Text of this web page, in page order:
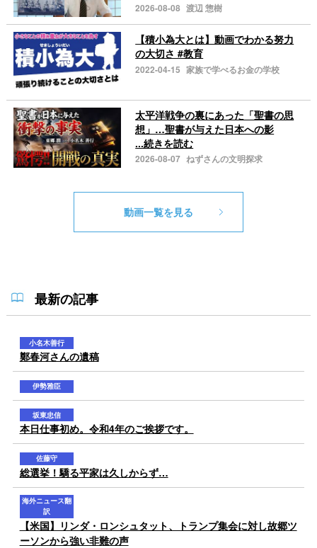
2026-08-08 渡辺 惣樹
【積小為大とは】動画でわかる努力
の大切さ #教育
2022-04-15 家族で学べるお金の学校
太平洋戦争の裏にあった「聖書の思
想」…聖書が与えた日本への影
...続きを読む
2026-08-07 ねずさんの文明探求
動画一覧を見る
最新の記事